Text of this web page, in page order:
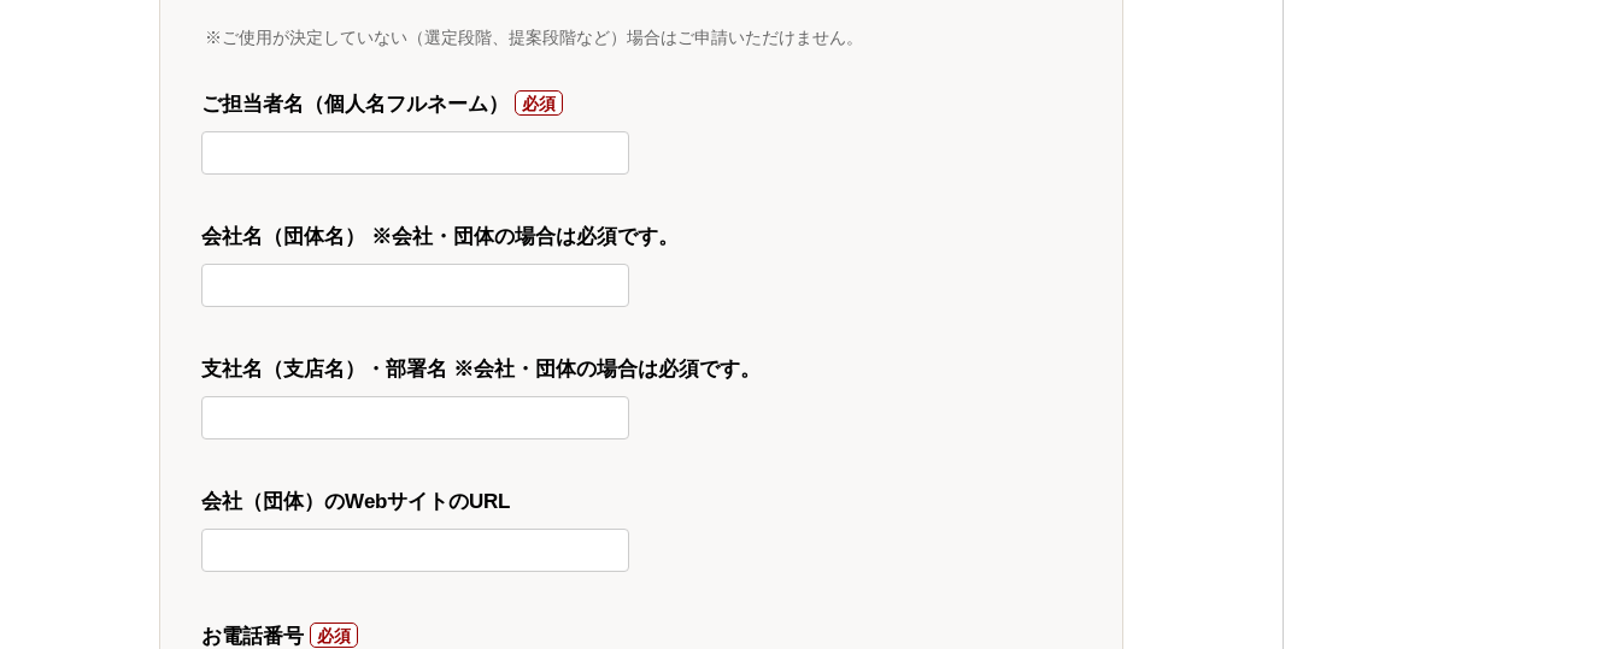
※ご使用が決定していない（選定段階、提案段階など）場合はご申請いただけません。
ご担当者名（個人名フルネーム）
会社名（団体名） ※会社・団体の場合は必須です。
支社名（支店名）・部署名 ※会社・団体の場合は必須です。
会社（団体）のWebサイトのURL
お電話番号